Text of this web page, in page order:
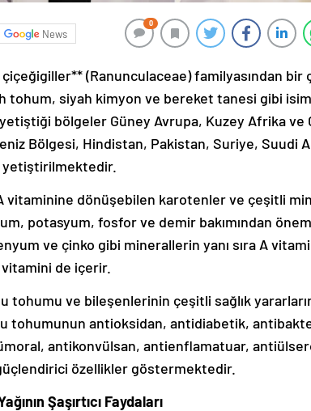
News
0
(Ranunculaceae) familyasından bir
tohum, siyah kimyon ve bereket tanesi gibi
bölgeler Güney Avrupa, Kuzey Afrika ve
Bölgesi, Hindistan, Pakistan, Suriye, Suudi
yetiştirilmektedir.
vitaminine dönüşebilen karotenler ve çeşitli
potasyum, fosfor ve demir bakımından
ve çinko gibi minerallerin yanı sıra A
vitamini de içerir.
tohumu ve bileşenlerinin çeşitli sağlık
tohumunun antioksidan, antidiabetik,
antikonvülsan, antienflamatuar,
özellikler göstermektedir.
Şaşırtıcı Faydaları